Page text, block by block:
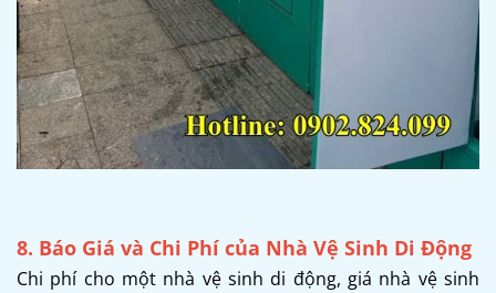
8. Báo Giá và Chi Phí của Nhà Vệ Sinh Di Động
Chi phí cho một nhà vệ sinh di động, giá nhà vệ sinh